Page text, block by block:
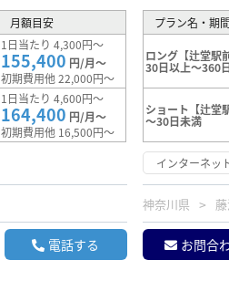
月額目安
1日当たり 4,300円～
155,400 円/月～
初期費用他 22,000円～
1日当たり 4,600円～
164,400 円/月～
初期費用他 16,500円～
電話する
プラン名・期間
ロング【辻堂駅前
30日以上～360
ショート【辻堂
～30日未満
インターネッ
神奈川県
お問合